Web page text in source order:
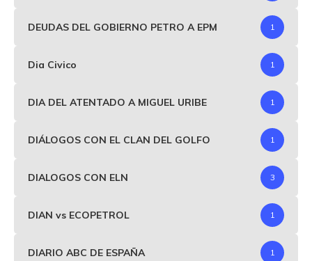
DEUDAS DEL GOBIERNO PETRO A EPM 1
Dia Civico 1
DIA DEL ATENTADO A MIGUEL URIBE 1
DIÁLOGOS CON EL CLAN DEL GOLFO 1
DIALOGOS CON ELN 3
DIAN vs ECOPETROL 1
DIARIO ABC DE ESPAÑA 1